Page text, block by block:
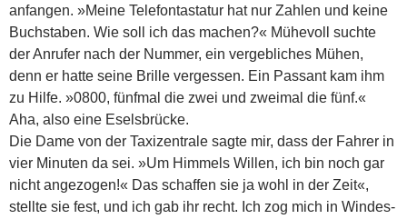
anfangen. »Meine Telefontastatur hat nur Zahlen und keine
Buchstaben. Wie soll ich das machen?« Mühevoll suchte
der Anrufer nach der Nummer, ein vergebliches Mühen,
denn er hatte seine Brille vergessen. Ein Passant kam ihm
zu Hilfe. »0800, fünfmal die zwei und zweimal die fünf.«
Aha, also eine Eselsbrücke.
Die Dame von der Taxizentrale sagte mir, dass der Fahrer in
vier Minuten da sei. »Um Himmels Willen, ich bin noch gar
nicht angezogen!« Das schaffen sie ja wohl in der Zeit«,
stellte sie fest, und ich gab ihr recht. Ich zog mich in Windes­